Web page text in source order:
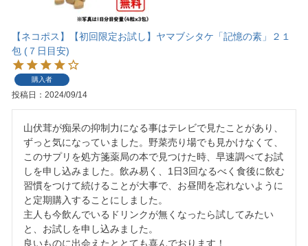
【ネコポス】【初回限定お試し】ヤマブシタケ「記憶の素」２１
包 (７日目安)
購入者
投稿日 2024/09/14
山伏茸が痴呆の抑制力になる事はテレビで見たことがあり、
ずっと気になっていました。野菜売り場でも見かけなくて、
このサプリを処方箋薬局の本で見つけた時、早速調べてお試
しを申し込みました。飲み易く、1日3回なるべく食後に飲む
習慣をつけて続けることが大事で、お昼間を忘れないように
と定期購入することにしました。
主人も今飲んでいるドリンクが無くなったら試してみたい
と、お試しを申し込みました。
良いものに出会えたととても喜んでおります！